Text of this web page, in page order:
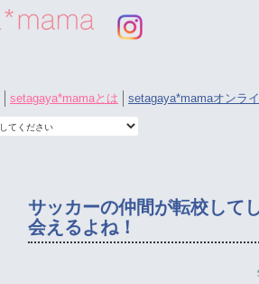
setagaya*mamaとは setagaya*mamaオンラ
サッカーの仲間が転校して
会えるよね！